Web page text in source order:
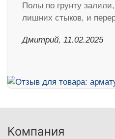
Полы по грунту
лишних стыков, и
Дмитрий, 11.02.2025
Компания